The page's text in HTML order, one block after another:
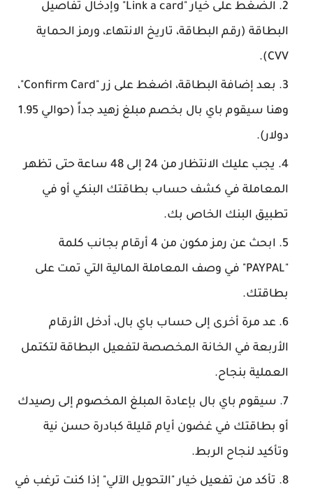
الضغط على خيار "Link a card" وإدخال تفاصيل
البطاقة (رقم البطاقة، تاريخ الانتهاء، ورمز الحماية
CVV).
بعد إضافة البطاقة، اضغط على زر "Confirm Card"،
وهنا سيقوم باي بال بخصم مبلغ زهيد جداً (حوالي 1.95
دولار).
يجب عليك الانتظار من 24 إلى 48 ساعة حتى تظهر
المعاملة في كشف حساب بطاقتك البنكي أو في
تطبيق البنك الخاص بك.
ابحث عن رمز مكون من 4 أرقام بجانب كلمة
"PAYPAL" في وصف المعاملة المالية التي تمت على
بطاقتك.
عد مرة أخرى إلى حساب باي بال، أدخل الأرقام
الأربعة في الخانة المخصصة لتفعيل البطاقة لتكتمل
العملية بنجاح.
سيقوم باي بال بإعادة المبلغ المخصوم إلى رصيدك
أو بطاقتك في غضون أيام قليلة كبادرة حسن نية
وتأكيد لنجاح الربط.
تأكد من تفعيل خيار "التحويل الآلي" إذا كنت ترغب في